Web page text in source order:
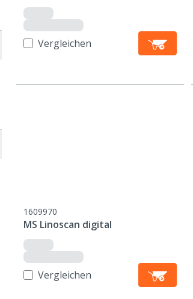
2ml, 13x75mm, p/50
Vergleichen
1609970
MS Linoscan digital
Vergleichen